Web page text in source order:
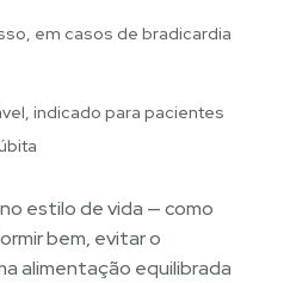
em casos de bradicardia
indicado para pacientes
estilo de vida — como
bem, evitar o
alimentação equilibrada